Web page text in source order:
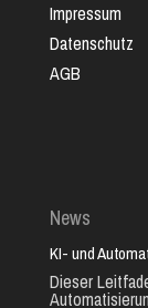
Impressum
Datenschutz
AGB
News
KI- und
Dieser